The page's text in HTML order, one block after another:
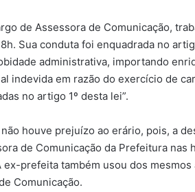
de Assessora de Comunicação,
Sua conduta foi enquadrada no
administrativa, importando
indevida em razão do exercício de
no artigo 1º desta lei”.
houve prejuízo ao erário, pois, a
de Comunicação da Prefeitura nas
prefeita também usou dos
Comunicação.